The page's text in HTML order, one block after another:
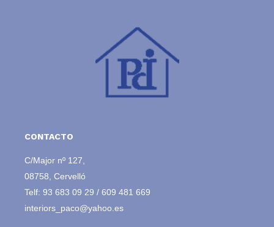
CONTACTO
C/Major nº 127,
08758, Cervelló
Telf: 93 683 09 29 / 609 481 669
interiors_paco@yahoo.es